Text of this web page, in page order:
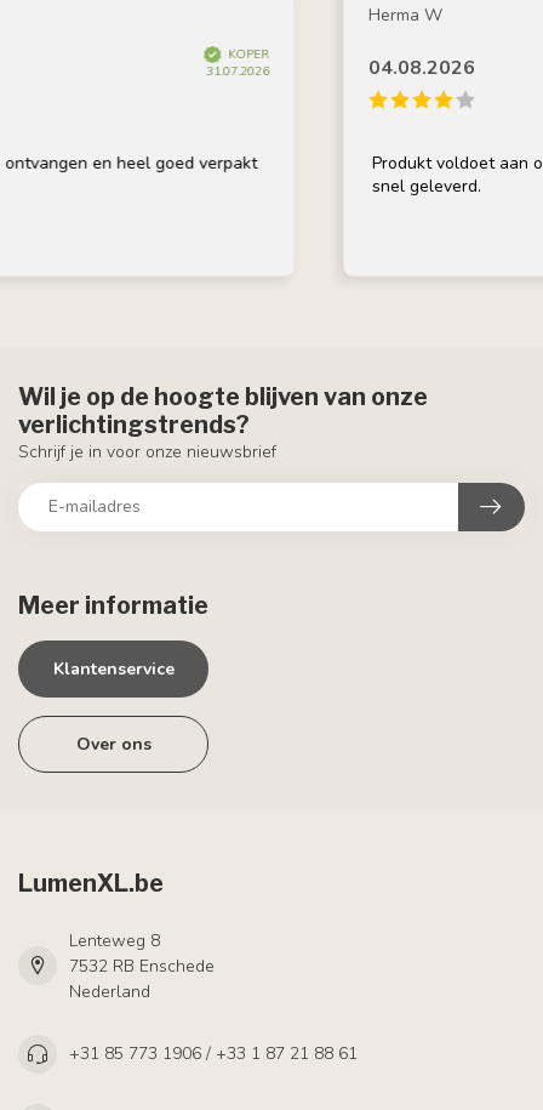
KOPER
31.07.2026
en heel goed verpakt
Herma W
04.08.2026
Produkt voldoet aan
snel geleverd.
Meer informatie
Klantenservice
Over ons
Wil je op de hoogte blijven van onze
verlichtingstrends?
Schrijf je in voor onze nieuwsbrief
LumenXL.be
Lenteweg 8
7532 RB Enschede
Nederland
+31 85 773 1906 / +33 1 87 21 88 61